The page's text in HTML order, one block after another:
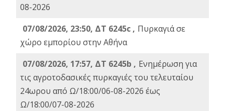
08-2026
07/08/2026, 23:50, ΔΤ 6245c , Πυρκαγιά σε
χώρο εμπορίου στην Αθήνα
07/08/2026, 17:57, ΔΤ 6245b , Ενημέρωση για
τις αγροτοδασικές πυρκαγιές του τελευταίου
24ωρου από Ω/18:00/06-08-2026 έως
Ω/18:00/07-08-2026